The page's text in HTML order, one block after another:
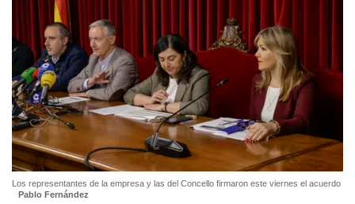
Los representantes de la empresa y las del Concello firmaron este viernes el acuerdo
Pablo Fernández